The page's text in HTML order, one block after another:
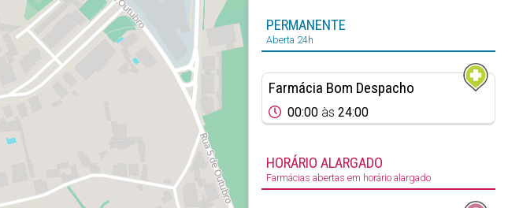
PERMANENTE
Aberta 24h
Farmácia Bom Despacho
00:00 às 24:00
HORÁRIO ALARGADO
Farmácias abertas em horário alargado